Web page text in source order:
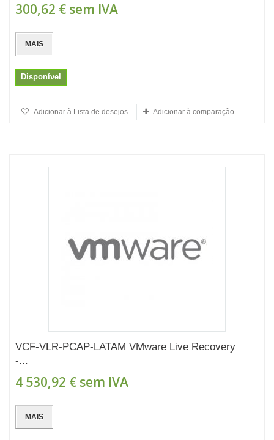
300,62 € sem IVA
MAIS
Disponível
Adicionar à Lista de desejos Adicionar à comparação
VCF-VLR-PCAP-LATAM VMware Live Recovery
-...
4 530,92 € sem IVA
MAIS